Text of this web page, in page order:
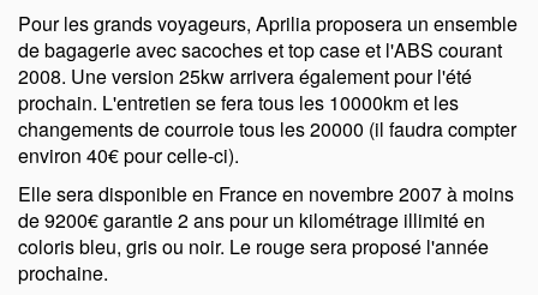
Pour les grands voyageurs, Aprilia proposera un ensemble
de bagagerie avec sacoches et top case et l'ABS courant
2008. Une version 25kw arrivera également pour l'été
prochain. L'entretien se fera tous les 10000km et les
changements de courroie tous les 20000 (il faudra compter
environ 40€ pour celle-ci).
Elle sera disponible en France en novembre 2007 à moins
de 9200€ garantie 2 ans pour un kilométrage illimité en
coloris bleu, gris ou noir. Le rouge sera proposé l'année
prochaine.